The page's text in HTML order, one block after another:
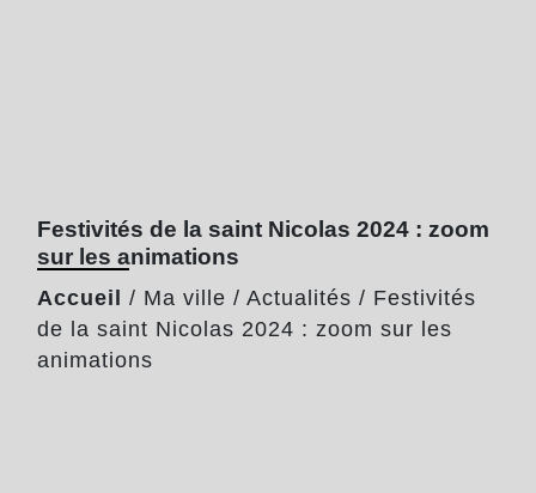
Festivités de la saint Nicolas 2024 : zoom
sur les animations
Accueil / Ma ville / Actualités / Festivités
de la saint Nicolas 2024 : zoom sur les
animations